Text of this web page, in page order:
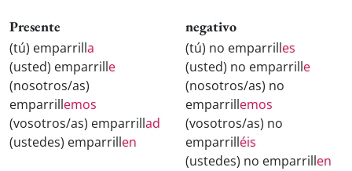
Presente
(tú) emparrilla
(usted) emparrille
(nosotros/as)
emparrillemos
(vosotros/as) emparrillad
(ustedes) emparrillen
negativo
(tú) no emparrilles
(usted) no emparrille
(nosotros/as) no
emparrillemos
(vosotros/as) no
emparrilléis
(ustedes) no emparrillen